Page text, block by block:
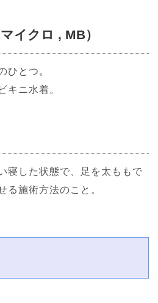
イクロ , MB）
ひとつ。
キニ水着。
寝した状態で、足を太ももで
る施術方法のこと。